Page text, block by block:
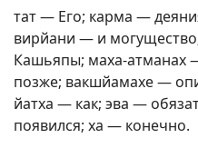
тат — Его; карма —
вирйани — и
Кашьяпы; маха-атманах
позже; вакшйамахе —
йатха — как; эва —
появился; ха — конечно.